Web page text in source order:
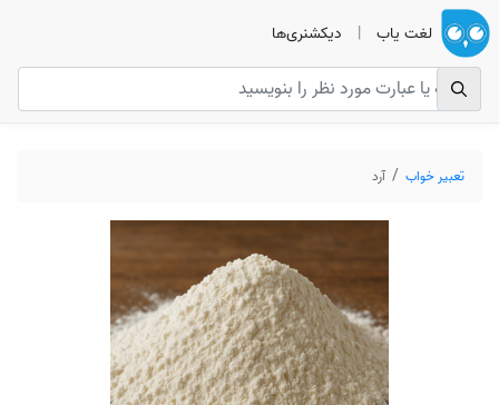
لغت یاب | دیکشنری‌ها
تعبیر خواب آرد